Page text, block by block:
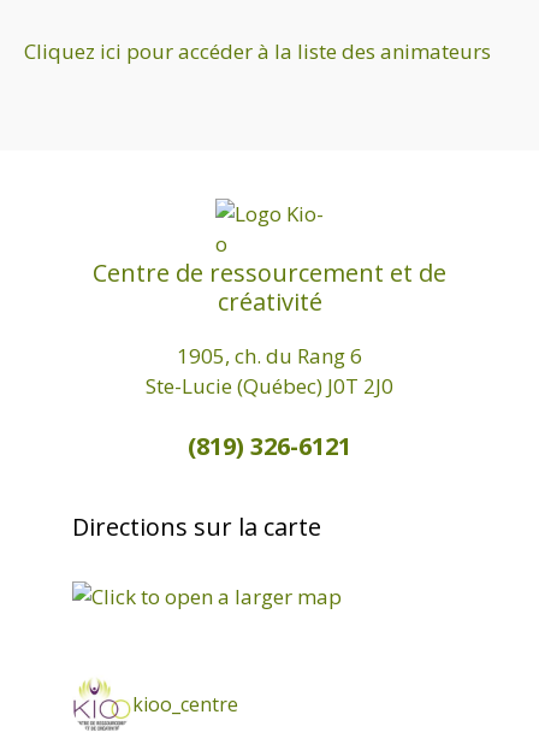
t
Cliquez ici pour accéder à la liste des animateurs
Centre de ressourcement et de
créativité
1905, ch. du Rang 6
Ste-Lucie (Québec) J0T 2J0
(819) 326-6121
Directions sur la carte
kioo_centre